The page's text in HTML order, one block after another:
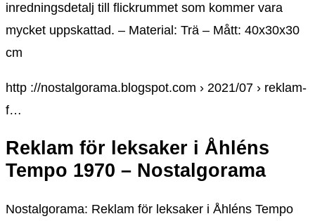
inredningsdetalj till flickrummet som kommer vara
mycket uppskattad. – Material: Trä – Mått: 40x30x30
cm
http ://nostalgorama.blogspot.com › 2021/07 › reklam-
f…
Reklam för leksaker i Åhléns
Tempo 1970 – Nostalgorama
Nostalgorama: Reklam för leksaker i Åhléns Tempo